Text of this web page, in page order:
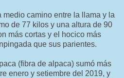
medio camino entre la llama y la
de 77 kilos y una altura de 90
más cortas y el hocico más
que sus parientes.
(fibra de alpaca) sumó más
enero y setiembre del 2019, y